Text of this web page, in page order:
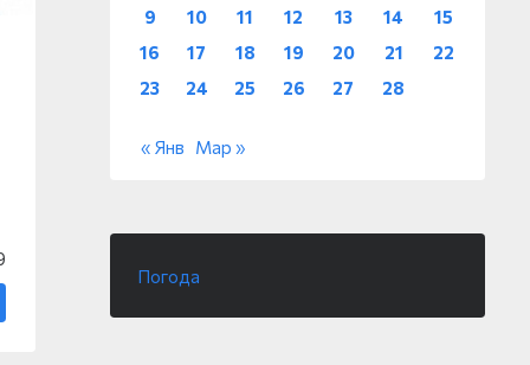
9
10 11 12 13 14
15
16
17 18 19 20 21
22
23
24 25 26 27 28
« Янв Мар »
Погода